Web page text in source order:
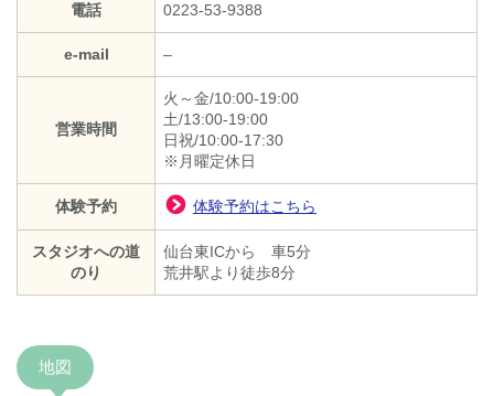
電話 0223-53-9388
e-mail –
営業時間
火～金/10:00-19:00
土/13:00-19:00
日祝/10:00-17:30
※月曜定休日
体験予約 体験予約はこちら
スタジオへの道
のり
仙台東ICから 車5分
荒井駅より徒歩8分
地図